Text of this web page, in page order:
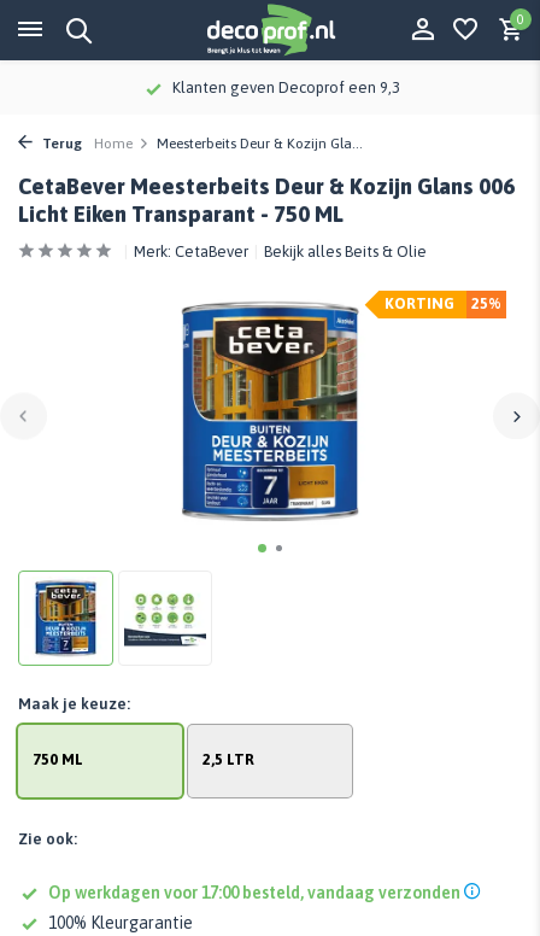
0
Klanten geven Decoprof een 9,3
Terug Home Meesterbeits Deur & Kozijn Gla...
CetaBever Meesterbeits Deur & Kozijn Glans 006
Licht Eiken Transparant - 750 ML
Merk: CetaBever Bekijk alles Beits & Olie
25%
KORTING
750 ML 2,5 LTR
Maak je keuze:
Zie ook:
Op werkdagen voor 17:00 besteld, vandaag verzonden
100% Kleurgarantie